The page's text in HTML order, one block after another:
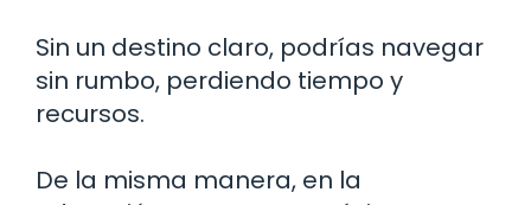
Sin un destino claro, podrías navegar
sin rumbo, perdiendo tiempo y
recursos.
De la misma manera, en la